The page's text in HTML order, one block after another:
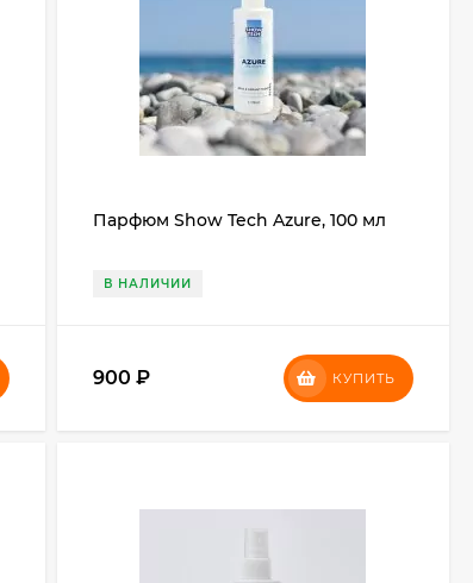
Парфюм Show Tech Azure, 100 мл
В НАЛИЧИИ
900 ₽ КУПИТЬ